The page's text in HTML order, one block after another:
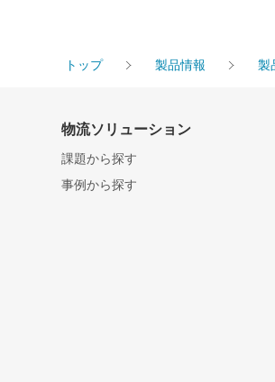
トップ 製品情報 製
物流ソリューション
課題から探す
事例から探す